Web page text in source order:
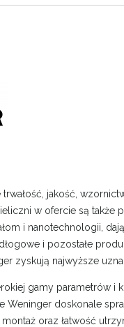
trwałość, jakość,
w ofercie są także
i nanotechnologii,
i pozostałe
zyskują najwyższe
gamy parametrów i
Weninger doskonale
oraz łatwość